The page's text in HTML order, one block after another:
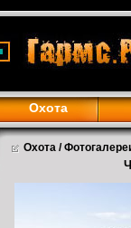
Охота
Охота /